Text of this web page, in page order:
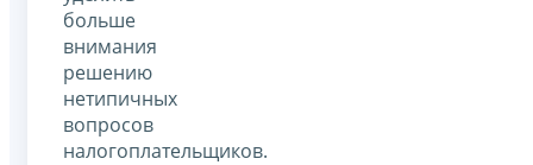
больше
внимания
решению
нетипичных
вопросов
налогоплательщиков.